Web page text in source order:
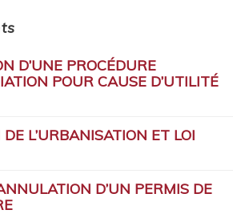
D’UNE PROCÉDURE
POUR CAUSE D’UTILITÉ
L’URBANISATION ET LOI
D’UN PERMIS DE